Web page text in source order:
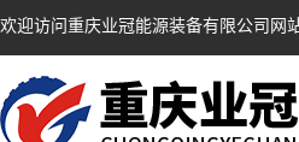
欢迎访问重庆业冠能源装备有限公司网